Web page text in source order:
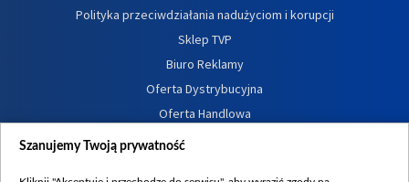
Polityka przeciwdziałania nadużyciom i korupcji
Sklep TVP
Biuro Reklamy
Oferta Dystrybucyjna
Oferta Handlowa
Dostępność
Szanujemy Twoją prywatność